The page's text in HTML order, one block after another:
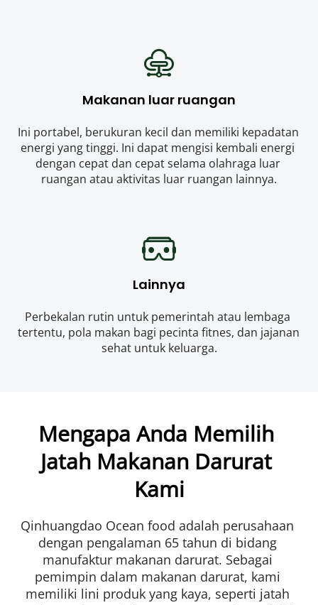
Makanan luar ruangan
Ini portabel, berukuran kecil dan memiliki kepadatan
energi yang tinggi. Ini dapat mengisi kembali energi
dengan cepat dan cepat selama olahraga luar
ruangan atau aktivitas luar ruangan lainnya.
Lainnya
Perbekalan rutin untuk pemerintah atau lembaga
tertentu, pola makan bagi pecinta fitnes, dan jajanan
sehat untuk keluarga.
Mengapa Anda Memilih
Jatah Makanan Darurat
Kami
Qinhuangdao Ocean food adalah perusahaan
dengan pengalaman 65 tahun di bidang
manufaktur makanan darurat. Sebagai
pemimpin dalam makanan darurat, kami
memiliki lini produk yang kaya, seperti jatah